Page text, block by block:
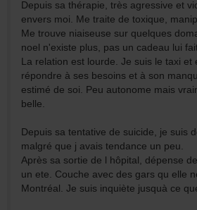
Depuis sa thérapie, très agressive et
envers moi. Me traite de toxique,
Me trouve niaiseuse sur quelques
noel n'existe plus, pas un cadeau lui
La relation est lourde. Je suis le taxi et
répondre à ses besoins et à son
estimé de soi. Peu autonome mais
belle.
Depuis sa tentative de suicide, je suis
malgré que j avais tendance un peu.
Après sa sortie de l hôpital, dépense
un ete. Couche avec des gars qu elle
Montréal. Je suis inquiète jusquà ce